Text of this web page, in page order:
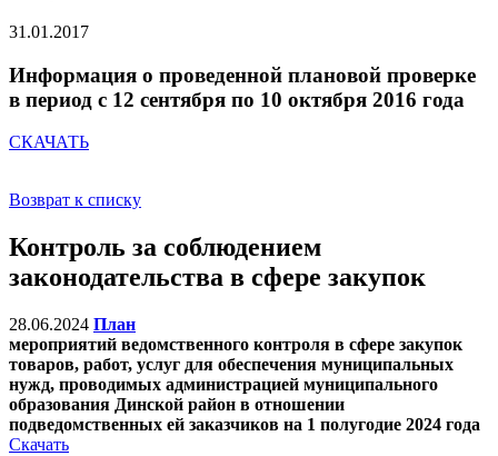
31.01.2017
Информация о проведенной плановой проверке
в период с 12 сентября по 10 октября 2016 года
СКАЧАТЬ
Возврат к списку
Контроль за соблюдением
законодательства в сфере закупок
28.06.2024 План
мероприятий ведомственного контроля в сфере закупок
товаров, работ, услуг для обеспечения муниципальных
нужд, проводимых администрацией муниципального
образования Динской район в отношении
подведомственных ей заказчиков на 1 полугодие 2024 года
Скачать